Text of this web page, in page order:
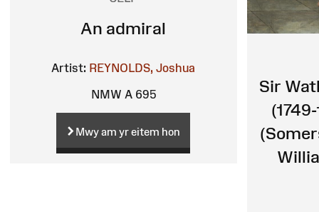
An admiral
Artist: REYNOLDS, Joshua
NMW A 695
Mwy am yr eitem hon
Sir